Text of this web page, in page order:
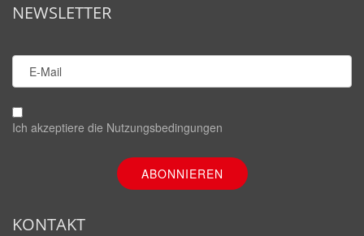
NEWSLETTER
Ich akzeptiere die Nutzungsbedingungen
KONTAKT